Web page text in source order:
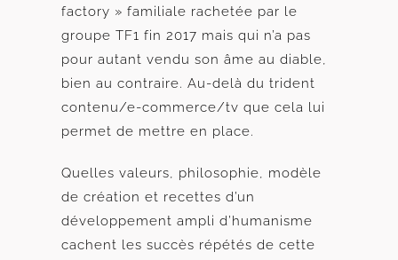
factory » familiale rachetée par le
groupe TF1 fin 2017 mais qui n’a pas
pour autant vendu son âme au diable,
bien au contraire. Au-delà du trident
contenu/e-commerce/tv que cela lui
permet de mettre en place.
Quelles valeurs, philosophie, modèle
de création et recettes d’un
développement ampli d’humanisme
cachent les succès répétés de cette